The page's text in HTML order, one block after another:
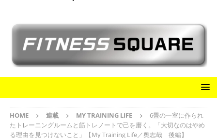
HOME 連載 MY TRAINING LIFE
6畳の一室に作られ
たトレーニングルームと筋トレノートで己を磨く。「大切なのはやめ
る理由を見つけないこと」【My Training Life／奥志哉 後編】